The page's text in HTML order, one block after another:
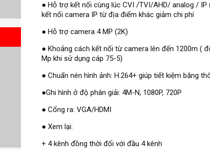
● Hỗ trợ kết nối cùng lúc CVI /TVI/AHD/ analog /
kết nối camera IP từ địa điểm khác giảm chi phí
● Hỗ trợ camera 4 MP (2K)
● Khoảng cách kết nối từ camera lên đến 1200m (
Mp khi sử dụng cáp 75-5)
● Chuẩn nén hình ảnh: H.264+ giúp tiết kiệm băng
●Ghi hình ở độ phân giải: 4M-N, 1080P, 720P
● Cổng ra: VGA/HDMI
● Xem lại:
+ 4 kênh đồng thời đối với đầu 4 kênh